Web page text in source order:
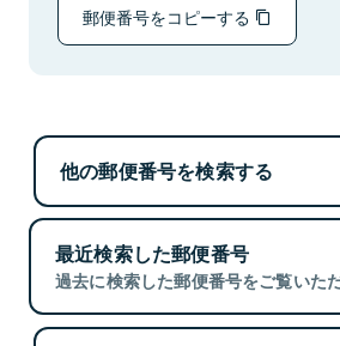
郵便番号をコピーする
他の郵便番号を検索する
最近検索した郵便番号
過去に検索した郵便番号をご覧いた